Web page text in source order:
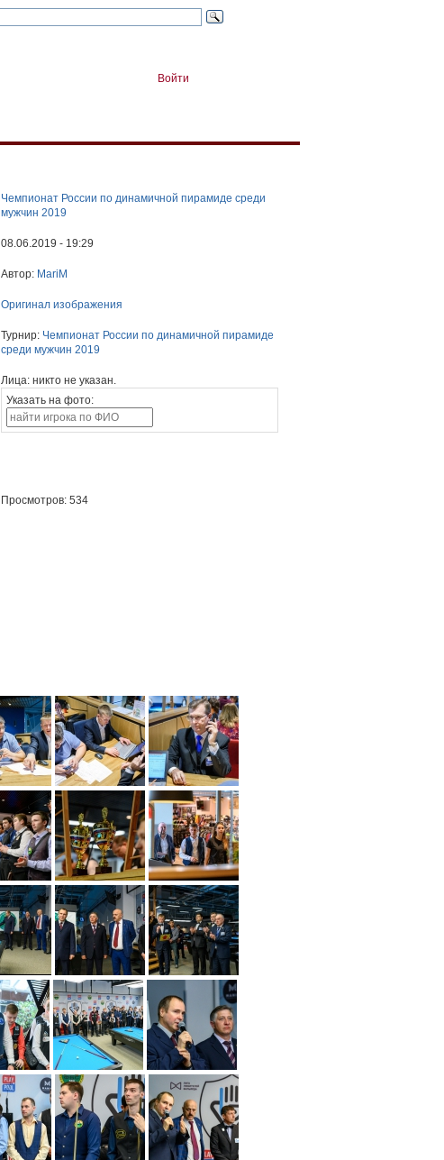
Войти
Чемпионат России по динамичной пирамиде среди
мужчин 2019
08.06.2019 - 19:29
Автор: MariM
Оригинал изображения
Турнир: Чемпионат России по динамичной пирамиде
среди мужчин 2019
Лица: никто не указан.
Указать на фото:
Просмотров: 534